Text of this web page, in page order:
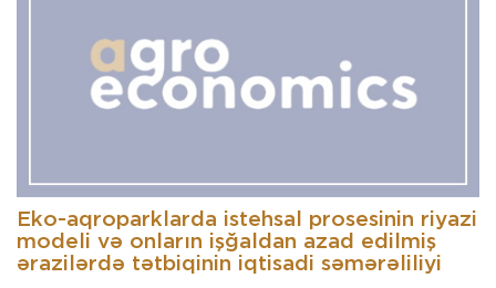
Eko-aqroparklarda istehsal prosesinin riyazi
modeli və onların işğaldan azad edilmiş
ərazilərdə tətbiqinin iqtisadi səmərəliliyi